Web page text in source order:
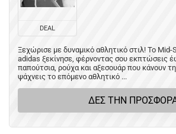
DEAL
Ξεχώρισε με δυναμικό αθλητικό στιλ! Το
adidas ξεκίνησε, φέρνοντας σου εκπτώσεις
παπούτσια, ρούχα και αξεσουάρ που κάνουν
ψάχνεις το επόμενο αθλητικό ...
ΔΕΣ ΤΗΝ